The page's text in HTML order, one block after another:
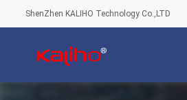
ShenZhen KALIHO Technology Co.,LTD